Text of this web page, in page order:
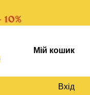
Мій кошик
Вхід